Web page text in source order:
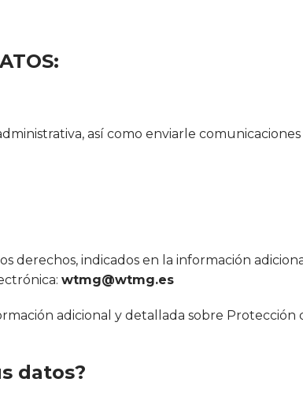
así como enviarle
derechos, indicados en la información
wtmg@wtmg.es
adicional y detallada sobre Protección
datos?